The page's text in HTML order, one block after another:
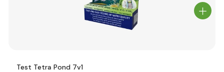
Test Tetra Pond 7v1